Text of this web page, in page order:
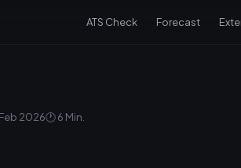
ATS Check Forecast
2026🕐 6 Min.